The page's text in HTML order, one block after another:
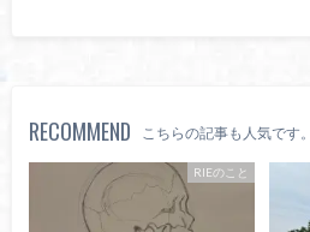
RECOMMEND こちらの記事も人気です。
RIEのこと